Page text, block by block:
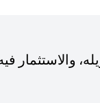
والاستثمار